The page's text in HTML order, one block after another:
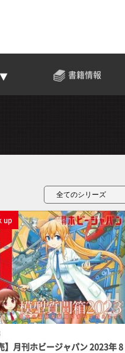
書籍情報
up
】月刊ホビージャパン 2023年 8